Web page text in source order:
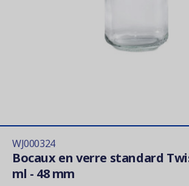
WJ000324
Bocaux en verre standard
ml - 48 mm